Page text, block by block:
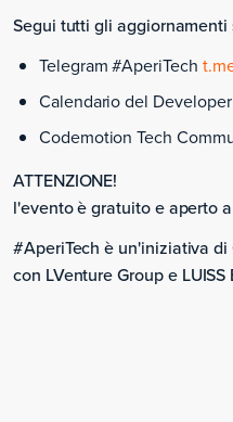
Segui tutti gli aggiornamenti
Telegram #AperiTech
Calendario del Developer
Codemotion Tech
ATTENZIONE!
l'evento è gratuito e aperto
#AperiTech è un'iniziativa
con LVenture Group e LUISS